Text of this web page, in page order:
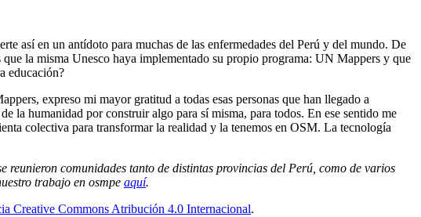
así en un antídoto para muchas de las enfermedades del Perú y del mundo. De
la misma Unesco haya implementado su propio programa: UN Mappers y que
educación?
expreso mi mayor gratitud a todas esas personas que han llegado a
humanidad por construir algo para sí misma, para todos. En ese sentido me
colectiva para transformar la realidad y la tenemos en OSM. La tecnología
reunieron comunidades tanto de distintas provincias del Perú, como de varios
trabajo en osmpe aquí.
Creative Commons Atribución 4.0 Internacional.